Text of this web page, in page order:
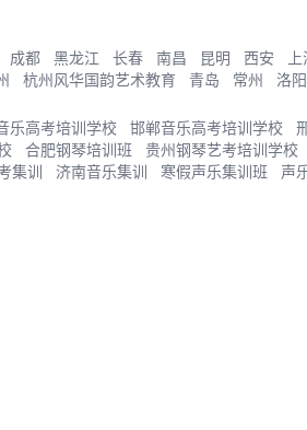
成都 黑龙江 长春 南昌 昆明 西安
杭州风华国韵艺术教育 青岛 常州 洛阳
乐高考培训学校 邯郸音乐高考培训学校
合肥钢琴培训班
贵州钢琴艺考培训学校
集训 济南音乐集训 寒假声乐集训班
声